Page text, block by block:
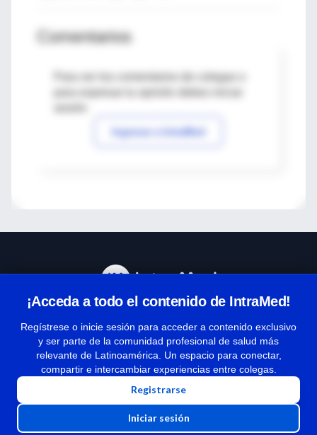
Comentarios
Para ver los comentarios de colegas o
Ingresar a IntraMed
¡Acceda a todo el contenido de IntraMed!
Regístrese o inicie sesión para acceder a contenido exclusivo
y ser parte de la comunidad profesional de salud más
relevante de Latinoamérica. Un espacio para conectar,
compartir e intercambiar experiencias entre colegas.
Registrarse
Iniciar sesión
Términos y condiciones
| Políticas de privacidad
| Todos los derechos reservados | Copyright 1997-2026